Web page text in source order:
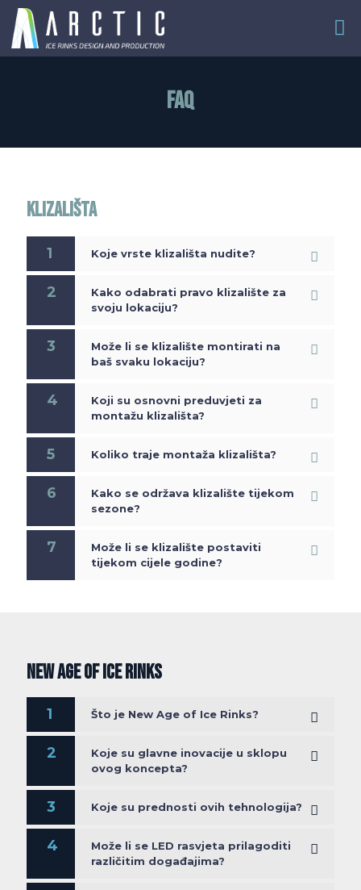
FAQ
KLIZALIŠTA
1 Koje vrste klizališta nudite?
2
Kako odabrati pravo klizalište za
svoju lokaciju?
3
Može li se klizalište montirati na
baš svaku lokaciju?
4
Koji su osnovni preduvjeti za
montažu klizališta?
5 Koliko traje montaža klizališta?
6
Kako se održava klizalište tijekom
sezone?
7
Može li se klizalište postaviti
tijekom cijele godine?
NEW AGE OF ICE RINKS
1 Što je New Age of Ice Rinks?
2
Koje su glavne inovacije u sklopu
ovog koncepta?
3 Koje su prednosti ovih tehnologija?
4
Može li se LED rasvjeta prilagoditi
različitim događajima?